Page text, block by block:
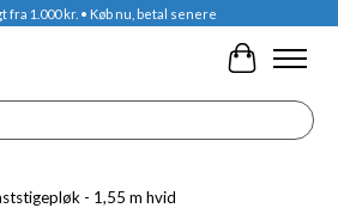
1.000 kr. • Køb nu, betal senere
- 1,55 m hvid